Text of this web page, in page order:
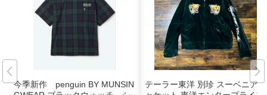
今季新作 penguin BY MUNSIN
テーラー東洋 別珍 スーベニアジ